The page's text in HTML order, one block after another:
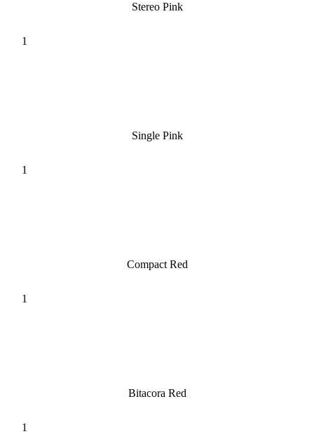
Stereo Pink
Single Pink
Compact Red
Bitacora Red